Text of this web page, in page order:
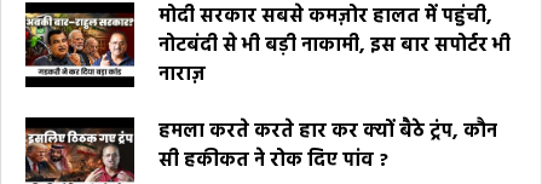
मोदी सरकार सबसे कमज़ोर हालत में पहुंची,
नोटबंदी से भी बड़ी नाकामी, इस बार सपोर्टर भी
नाराज़
हमला करते करते हार कर क्यों बैठे ट्रंप, कौन
सी हकीकत ने रोक दिए पांव ?